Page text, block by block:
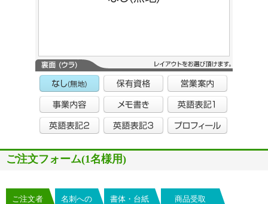
ご注文フォーム(1名様用)
ご注文者
名刺への
書体・台紙
商品受取